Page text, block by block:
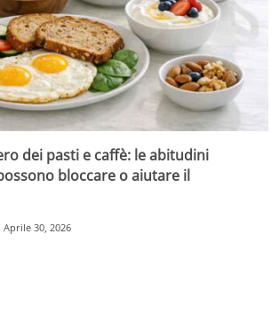
dei pasti e caffè: le abitudini
bloccare o aiutare il
Aprile 30, 2026